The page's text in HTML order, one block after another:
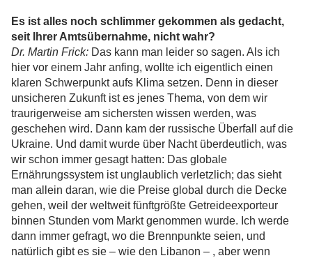
Es ist alles noch schlimmer gekommen als gedacht,
seit Ihrer Amtsübernahme, nicht wahr?
Dr. Martin Frick: Das kann man leider so sagen. Als ich
hier vor einem Jahr anfing, wollte ich eigentlich einen
klaren Schwerpunkt aufs Klima setzen. Denn in dieser
unsicheren Zukunft ist es jenes Thema, von dem wir
traurigerweise am sichersten wissen werden, was
geschehen wird. Dann kam der russische Überfall auf die
Ukraine. Und damit wurde über Nacht überdeutlich, was
wir schon immer gesagt hatten: Das globale
Ernährungssystem ist unglaublich verletzlich; das sieht
man allein daran, wie die Preise global durch die Decke
gehen, weil der weltweit fünftgrößte Getreideexporteur
binnen Stunden vom Markt genommen wurde. Ich werde
dann immer gefragt, wo die Brennpunkte seien, und
natürlich gibt es sie – wie den Libanon – , aber wenn